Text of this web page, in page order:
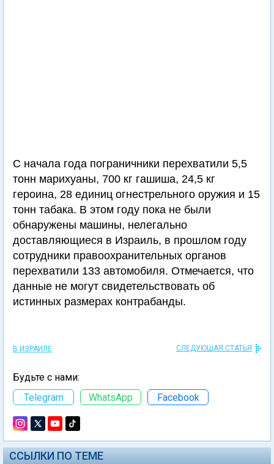
С начала года пограничники перехватили 5,5
тонн марихуаны, 700 кг гашиша, 24,5 кг
героина, 28 единиц огнестрельного оружия и 15
тонн табака. В этом году пока не были
обнаружены машины, нелегально
доставляющиеся в Израиль, в прошлом году
сотрудники правоохранительных органов
перехватили 133 автомобиля. Отмечается, что
данные не могут свидетельствовать об
истинных размерах контрабанды.
В ИЗРАИЛЕ СЛЕДУЮЩАЯ СТАТЬЯ
Будьте с нами:
Telegram
WhatsApp Facebook
ССЫЛКИ ПО ТЕМЕ